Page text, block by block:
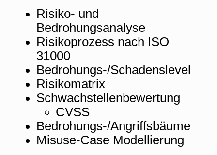
Risiko- und
Bedrohungsanalyse
Risikoprozess nach ISO
31000
Bedrohungs-/Schadenslevel
Risikomatrix
Schwachstellenbewertung
CVSS
Bedrohungs-/Angriffsbäume
Misuse-Case Modellierung